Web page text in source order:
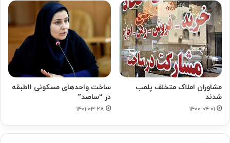
مشاوران املاک متخلف پلمب
شدند
۱۴۰۰-۰۴-۰۱
ساخت واحدهای مسکونی ۱۱طبقه
در “ساصد”
۱۴۰۱-۰۳-۲۸